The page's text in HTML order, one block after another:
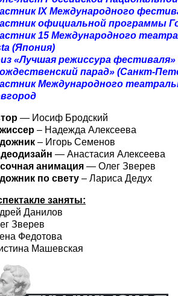
IX Международного
официальной программы
15 Международного
(Япония)
«Лучшая режиссура
парад» (Санкт-
Международного
— Иосиф Бродский
– Надежда Алексеева
– Игорь Семенов
— Анастасия Алексеева
анимация — Олег Зверев
по свету – Лариса Дедух
заняты:
Данилов
Зверев
Федотова
Машевская